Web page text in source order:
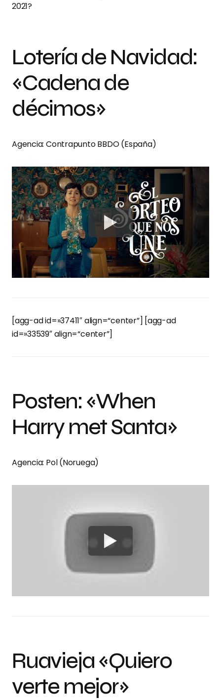
2021?
Lotería de Navidad:
«Cadena de
décimos»
Agencia: Contrapunto BBDO (España)
[agg-ad id=»37411″ align=“center”] [agg-ad
id=»33539″ align=“center”]
Posten: «When
Harry met Santa»
Agencia: Pol (Noruega)
Ruavieja «Quiero
verte mejor»